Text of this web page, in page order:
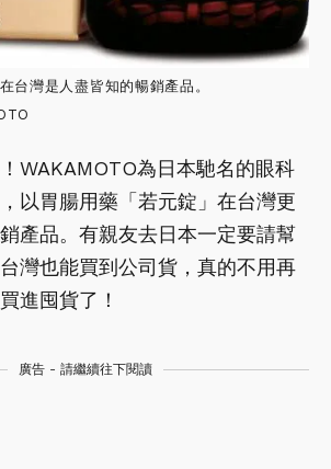
WAKAMOTO為日本馳名的眼科
以胃腸用藥「若元錠」在台灣更
產品。有親友去日本一定要請幫
灣也能買到公司貨，真的不用再
進囤貨了！
廣告 - 請繼續往下閱讀
台灣是人盡皆知的暢銷產品。